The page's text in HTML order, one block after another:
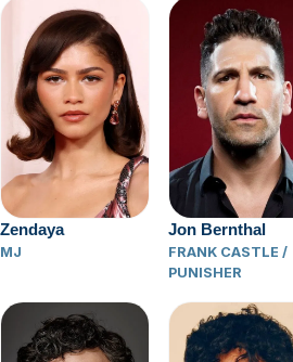
Zendaya
MJ
Jon Bernthal
FRANK CASTLE /
PUNISHER